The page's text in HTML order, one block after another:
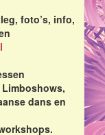
foto’s, info,
dans en